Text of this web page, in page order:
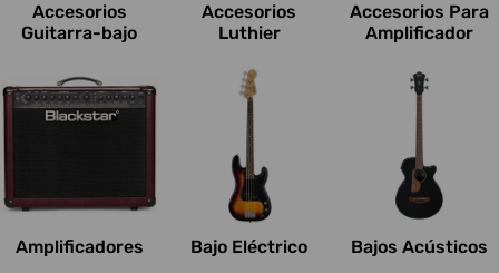
e
s
:
Accesorios
Guitarra-bajo
Accesorios
Luthier
Accesorios Para
Amplificador
Amplificadores Bajo Eléctrico Bajos Acústicos